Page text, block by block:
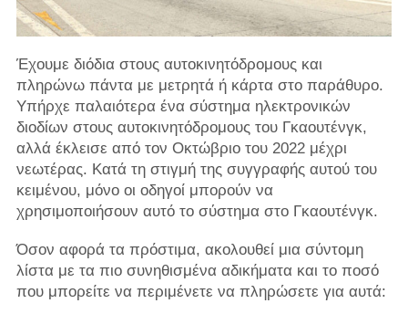
Έχουμε διόδια στους αυτοκινητόδρομους και
πληρώνω πάντα με μετρητά ή κάρτα στο παράθυρο.
Υπήρχε παλαιότερα ένα σύστημα ηλεκτρονικών
διοδίων στους αυτοκινητόδρομους του Γκαουτένγκ,
αλλά έκλεισε από τον Οκτώβριο του 2022 μέχρι
νεωτέρας. Κατά τη στιγμή της συγγραφής αυτού του
κειμένου, μόνο οι οδηγοί μπορούν να
χρησιμοποιήσουν αυτό το σύστημα στο Γκαουτένγκ.
Όσον αφορά τα πρόστιμα, ακολουθεί μια σύντομη
λίστα με τα πιο συνηθισμένα αδικήματα και το ποσό
που μπορείτε να περιμένετε να πληρώσετε για αυτά: